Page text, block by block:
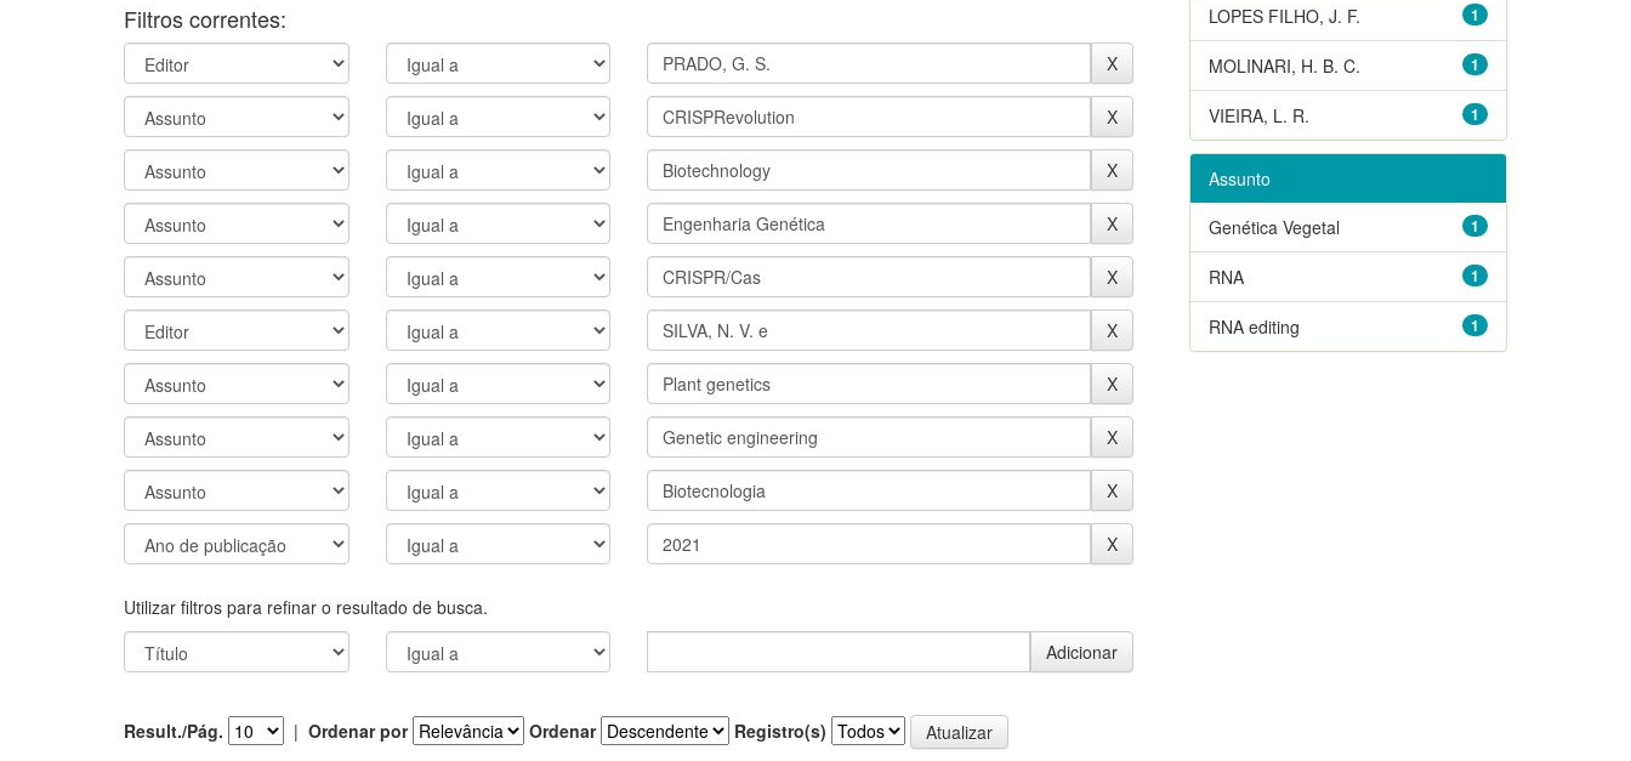
Filtros correntes:
Utilizar filtros para refinar o resultado de busca.
Result./Pág. | Ordenar por Ordenar Registro(s)
1
LOPES FILHO, J. F.
1
MOLINARI, H. B. C.
1
VIEIRA, L. R.
Assunto
1
Genética Vegetal
1
RNA
1
RNA editing